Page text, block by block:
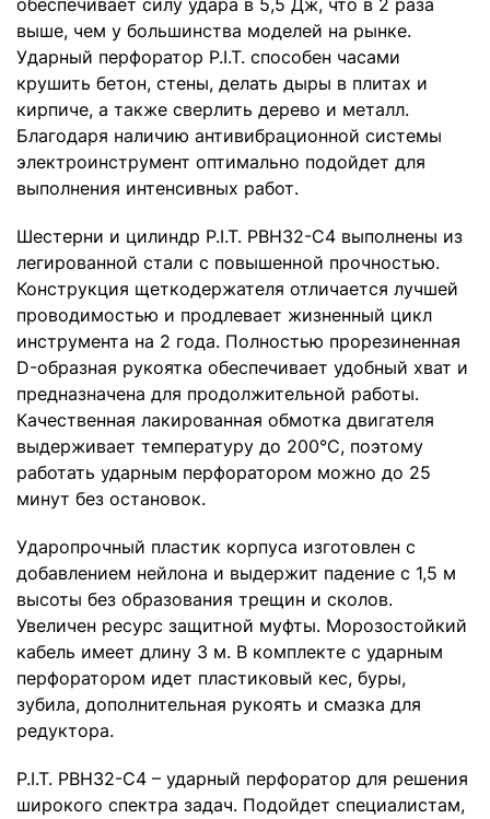
обеспечивает силу удара в 5,5 Дж, что в 2 раза
выше, чем у большинства моделей на рынке.
Ударный перфоратор P.I.T. способен часами
крушить бетон, стены, делать дыры в плитах и
кирпиче, а также сверлить дерево и металл.
Благодаря наличию антивибрационной системы
электроинструмент оптимально подойдет для
выполнения интенсивных работ.
Шестерни и цилиндр P.I.T. PBH32-C4 выполнены из
легированной стали с повышенной прочностью.
Конструкция щеткодержателя отличается лучшей
проводимостью и продлевает жизненный цикл
инструмента на 2 года. Полностью прорезиненная
D-образная рукоятка обеспечивает удобный хват и
предназначена для продолжительной работы.
Качественная лакированная обмотка двигателя
выдерживает температуру до 200°C, поэтому
работать ударным перфоратором можно до 25
минут без остановок.
Ударопрочный пластик корпуса изготовлен с
добавлением нейлона и выдержит падение с 1,5 м
высоты без образования трещин и сколов.
Увеличен ресурс защитной муфты. Морозостойкий
кабель имеет длину 3 м. В комплекте с ударным
перфоратором идет пластиковый кес, буры,
зубила, дополнительная рукоять и смазка для
редуктора.
P.I.T. PBH32-C4 – ударный перфоратор для решения
широкого спектра задач. Подойдет специалистам,